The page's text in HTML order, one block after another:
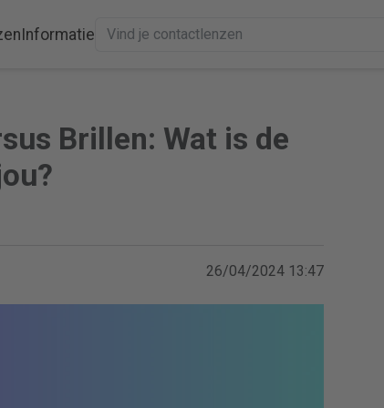
Informatie
Brillen: Wat is de
26/04/2024 13:47